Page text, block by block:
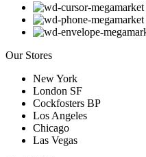
Our Stores
New York
London SF
Cockfosters BP
Los Angeles
Chicago
Las Vegas